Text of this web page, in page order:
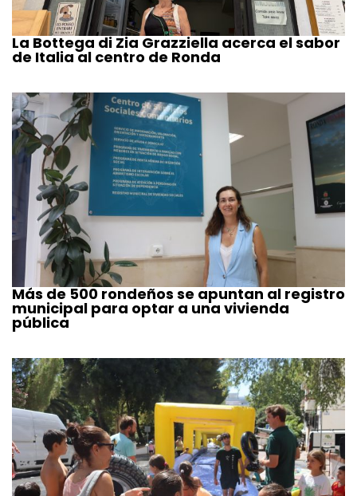
La Bottega di Zia Grazziella acerca el sabor
de Italia al centro de Ronda
Más de 500 rondeños se apuntan al registro
municipal para optar a una vivienda
pública